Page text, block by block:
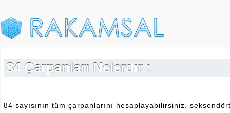
84 Çarpanları Nelerdir :
84 sayısının tüm çarpanlarını hesaplayabilirsiniz.